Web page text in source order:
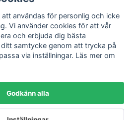
Facebook
Instagram
Vi levererar med
Powered by Nyehandel AB
användas för personlig och icke
Vi använder cookies för att vår
och erbjuda dig bästa
samtycke genom att trycka på
via inställningar. Läs mer om
Godkänn alla